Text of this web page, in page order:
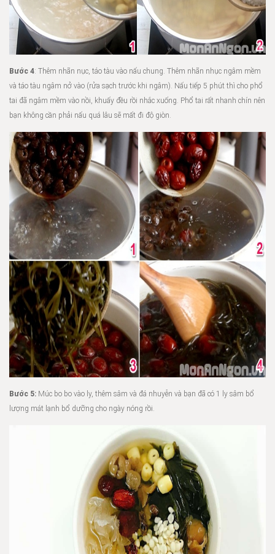
Bước 4: Thêm nhãn nục, táo tàu vào nấu chung. Thêm nhãn nhục ngâm mềm
và táo tàu ngâm nở vào (rửa sạch trước khi ngâm). Nấu tiếp 5 phút thì cho phổ
tai đã ngâm mềm vào nồi, khuấy đều rồi nhắc xuống. Phổ tai rất nhanh chín nên
bạn không cần phải nấu quá lâu sẽ mất đi độ giòn.
Bước 5: Múc bo bo vào ly, thêm sâm và đá nhuyễn và bạn đã có 1 ly sâm bổ
lượng mát lạnh bổ dưỡng cho ngày nóng rồi.